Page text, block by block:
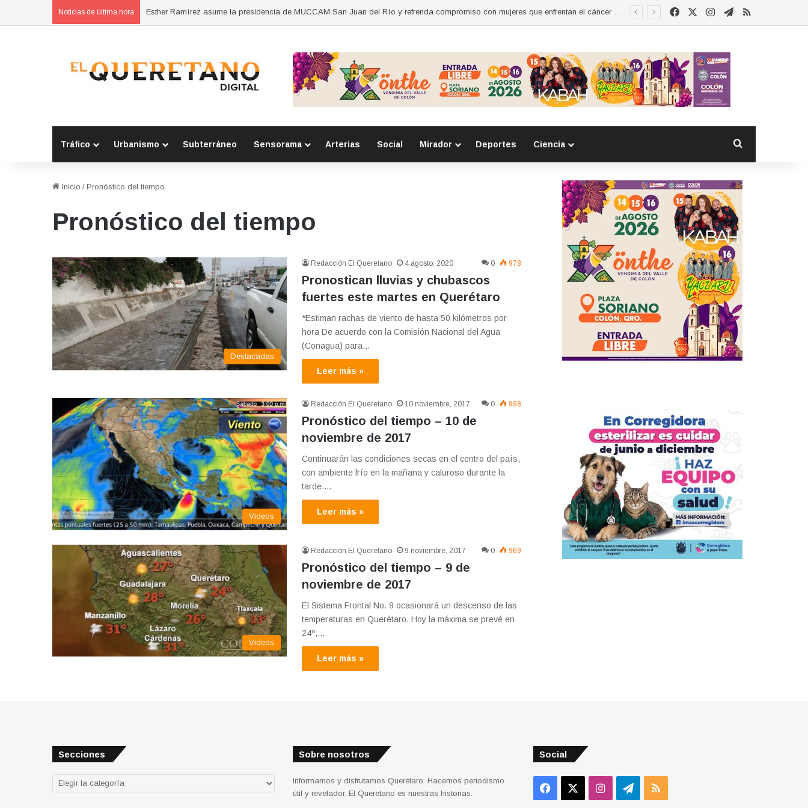
Noticias de última hora Esther Ramírez asume la presidencia de MUCCAM San Juan del Río y refrenda compromiso con mujeres que enfrentan el cáncer de mama FacebookInstagram
Telegram
RSS
Tráfico Urbanismo Subterráneo Sensorama Arterias Social Mirador Deportes Ciencia
Inicio / Pronóstico del tiempo
Pronóstico del tiempo
Destacadas
Redacción El Queretano 4 agosto, 2020 0 978
Pronostican lluvias y chubascos
fuertes este martes en Querétaro
*Estiman rachas de viento de hasta 50 kilómetros por
hora De acuerdo con la Comisión Nacional del Agua
(Conagua) para…
Leer más »
Videos
Redacción El Queretano 10 noviembre, 2017 0 998
Pronóstico del tiempo – 10 de
noviembre de 2017
Continuarán las condiciones secas en el centro del país,
con ambiente frío en la mañana y caluroso durante la
tarde.…
Leer más »
Videos
Redacción El Queretano 9 noviembre, 2017 0 969
Pronóstico del tiempo – 9 de
noviembre de 2017
El Sistema Frontal No. 9 ocasionará un descenso de las
temperaturas en Querétaro. Hoy la máxima se prevé en
24º,…
Leer más »
Secciones
Secciones
Sobre nosotros
Informamos y disfrutamos Querétaro. Hacemos periodismo
útil y revelador. El Queretano es nuestras historias.
Social
Facebook InstagramTelegram
RSS